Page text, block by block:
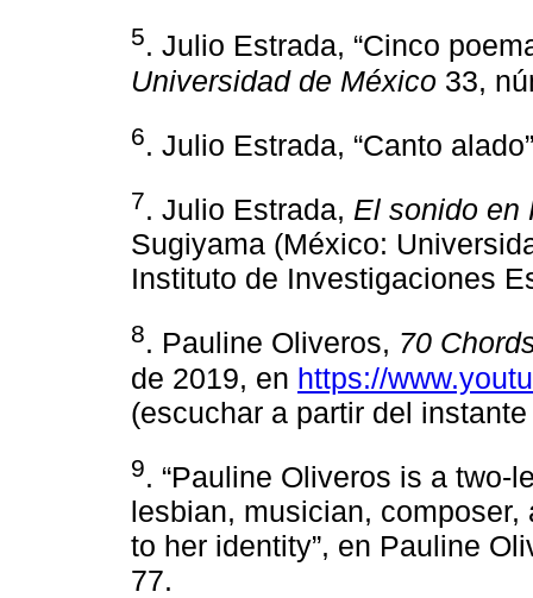
5. Julio Estrada, “Cinco
Universidad de México 33,
6. Julio Estrada, “Canto
7. Julio Estrada, El sonido en
Sugiyama (México:
Instituto de Investigaciones
8. Pauline Oliveros, 70
de 2019, en https://
(escuchar a partir del
9. “Pauline Oliveros is a two-
lesbian, musician,
to her identity”, en Pauline
77.